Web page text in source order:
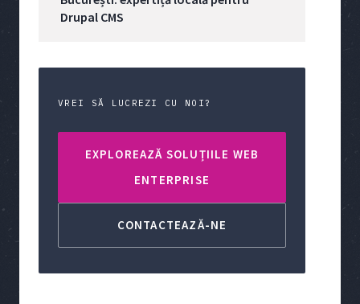
Drupal CMS
VREI SĂ LUCREZI CU NOI?
EXPLOREAZĂ SOLUȚIILE WEB
ENTERPRISE
CONTACTEAZĂ-NE